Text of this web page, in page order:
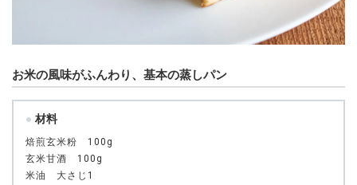
お米の風味がふんわり、基本の蒸しパン
材料
焙煎玄米粉 100g
玄米甘酒 100g
米油 大さじ1